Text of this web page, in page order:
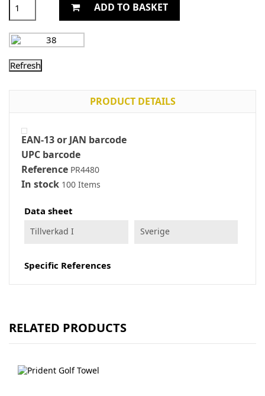
ADD TO BASKET
PRODUCT DETAILS
EAN-13 or JAN barcode
UPC barcode
Reference PR4480
In stock 100 Items
Data sheet
Tillverkad I Sverige
Specific References
RELATED PRODUCTS